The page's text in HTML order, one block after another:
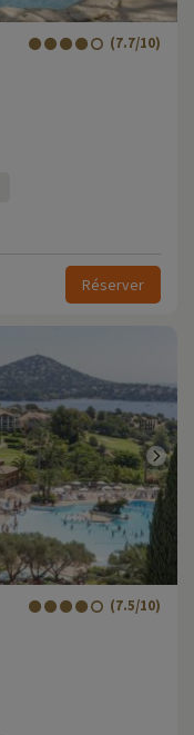
(7.7/10)
Réserver
(7.5/10)